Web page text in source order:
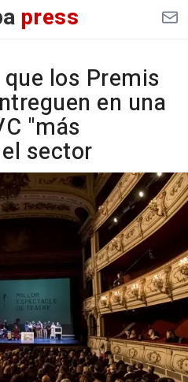
press
los Premis
en una
"más
sector